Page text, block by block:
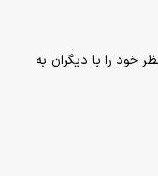
خود را با دیگران به